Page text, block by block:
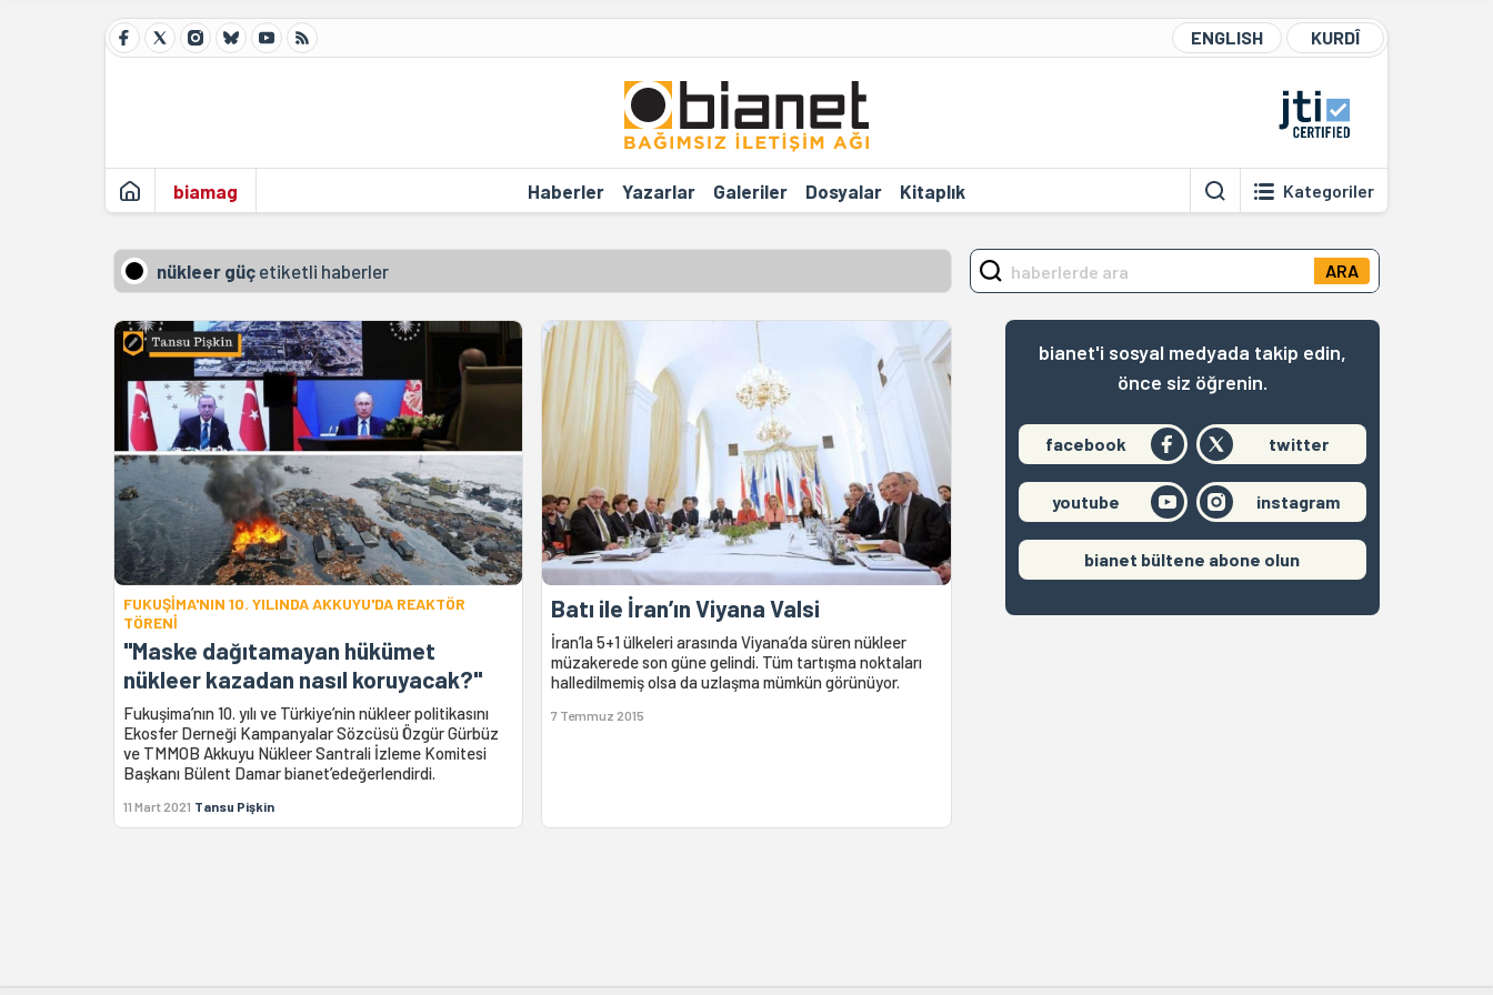
ENGLISH KURDÎ
biamag Haberler Yazarlar Galeriler Dosyalar Kitaplık Kategoriler
nükleer güç etiketli haberler
FUKUŞİMA'NIN 10. YILINDA AKKUYU'DA REAKTÖR
TÖRENİ
"Maske dağıtamayan hükümet
nükleer kazadan nasıl koruyacak?"
Fukuşima’nın 10. yılı ve Türkiye’nin nükleer politikasını
Ekosfer Derneği Kampanyalar Sözcüsü Özgür Gürbüz
ve TMMOB Akkuyu Nükleer Santrali İzleme Komitesi
Başkanı Bülent Damar bianet’edeğerlendirdi.
11 Mart 2021 Tansu Pişkin
Batı ile İran’ın Viyana Valsi
İran’la 5+1 ülkeleri arasında Viyana’da süren nükleer
müzakerede son güne gelindi. Tüm tartışma noktaları
halledilmemiş olsa da uzlaşma mümkün görünüyor.
7 Temmuz 2015
ARA
bianet'i sosyal medyada takip edin,
önce siz öğrenin.
facebook twitter
youtube instagram
bianet bültene abone olun